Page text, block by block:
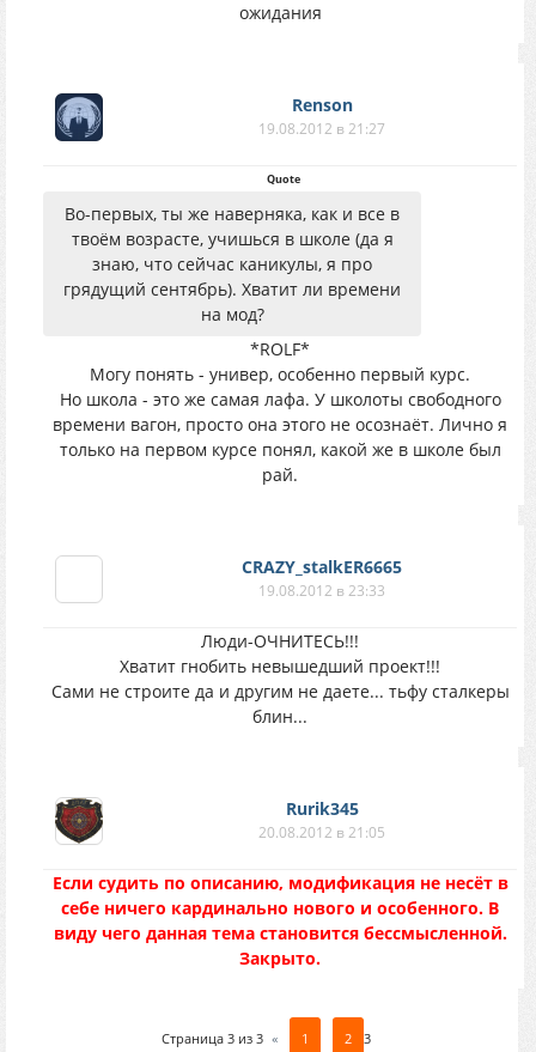
ожидания
Renson
19.08.2012 в 21:27
Quote
Во-первых, ты же наверняка, как и все в
твоём возрасте, учишься в школе (да я
знаю, что сейчас каникулы, я про
грядущий сентябрь). Хватит ли времени
на мод?
*ROLF*
Могу понять - универ, особенно первый курс.
Но школа - это же самая лафа. У школоты свободного
времени вагон, просто она этого не осознаёт. Лично я
только на первом курсе понял, какой же в школе был
рай.
CRAZY_stalkER6665
19.08.2012 в 23:33
Люди-ОЧНИТЕСЬ!!!
Хватит гнобить невышедший проект!!!
Сами не строите да и другим не даете... тьфу сталкеры
блин...
Rurik345
20.08.2012 в 21:05
Если судить по описанию, модификация не несёт в
себе ничего кардинально нового и особенного. В
виду чего данная тема становится бессмысленной.
Закрыто.
Страница 3 из 3 « 1 2 3